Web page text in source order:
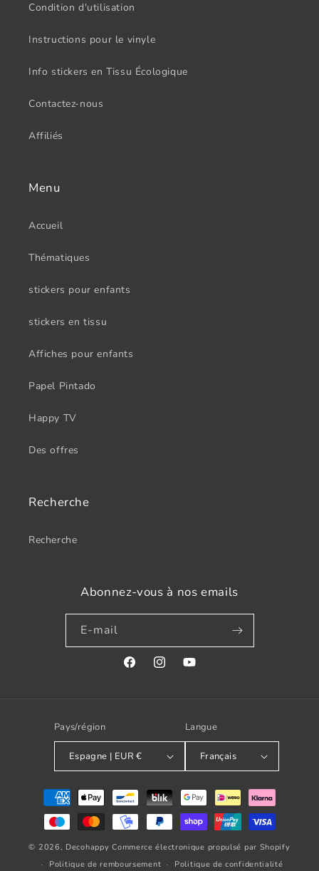
Condition d'utilisation
Instructions pour le vinyle
Info stickers en Tissu Écologique
Contactez-nous
Affiliés
Menu
Accueil
Thématiques
stickers pour enfants
stickers en tissu
Affiches pour enfants
Papel Pintado
Happy TV
Des offres
Recherche
Recherche
Abonnez-vous à nos emails
E-mail
FacebookInstagramYouTube
Pays/région
Espagne | EUR €
Langue
Français
Modes
paiement
© 2026, Decohappy Commerce électronique propulsé par Shopify
Politique de remboursement
Politique de confidentialité